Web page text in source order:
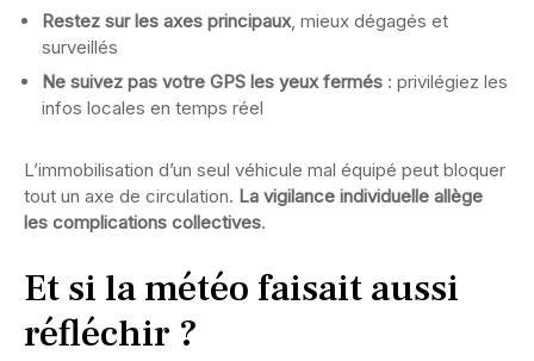
Restez sur les axes principaux, mieux dégagés et
surveillés
Ne suivez pas votre GPS les yeux fermés : privilégiez les
infos locales en temps réel
L’immobilisation d’un seul véhicule mal équipé peut bloquer
tout un axe de circulation. La vigilance individuelle allège
les complications collectives.
Et si la météo faisait aussi
réfléchir ?